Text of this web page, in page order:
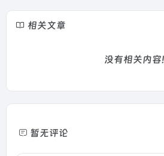
相关文章
没有相关内容!
暂无评论